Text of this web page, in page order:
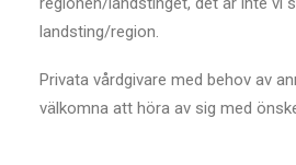
landsting/region.
Privata vårdgivare med behov av
välkomna att höra av sig med